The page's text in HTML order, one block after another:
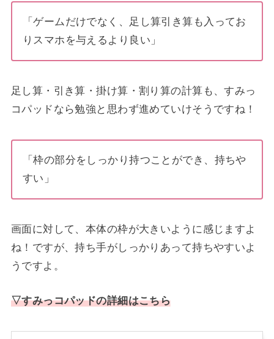
「ゲームだけでなく、足し算引き算も入ってお
りスマホを与えるより良い」
足し算・引き算・掛け算・割り算の計算も、すみっ
コパッドなら勉強と思わず進めていけそうですね！
「枠の部分をしっかり持つことができ、持ちや
すい」
画面に対して、本体の枠が大きいように感じますよ
ね！ですが、持ち手がしっかりあって持ちやすいよ
うですよ。
▽すみっコパッドの詳細はこちら